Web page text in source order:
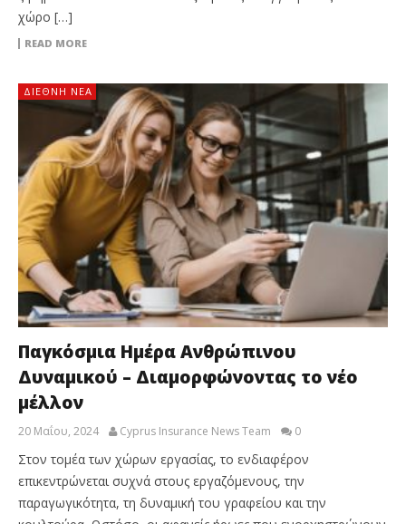
χώρο […]
READ MORE
ΔΙΕΘΝΉ ΝΈΑ
Παγκόσμια Ημέρα Ανθρώπινου
Δυναμικού – Διαμορφώνοντας το νέο
μέλλον
20 Μαΐου, 2024 Cyprus Insurance News Team 0
Στον τομέα των χώρων εργασίας, το ενδιαφέρον
επικεντρώνεται συχνά στους εργαζόμενους, την
παραγωγικότητα, τη δυναμική του γραφείου και την